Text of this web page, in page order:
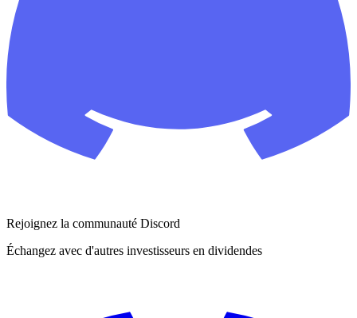
Rejoignez la communauté Discord
Échangez avec d'autres investisseurs en dividendes